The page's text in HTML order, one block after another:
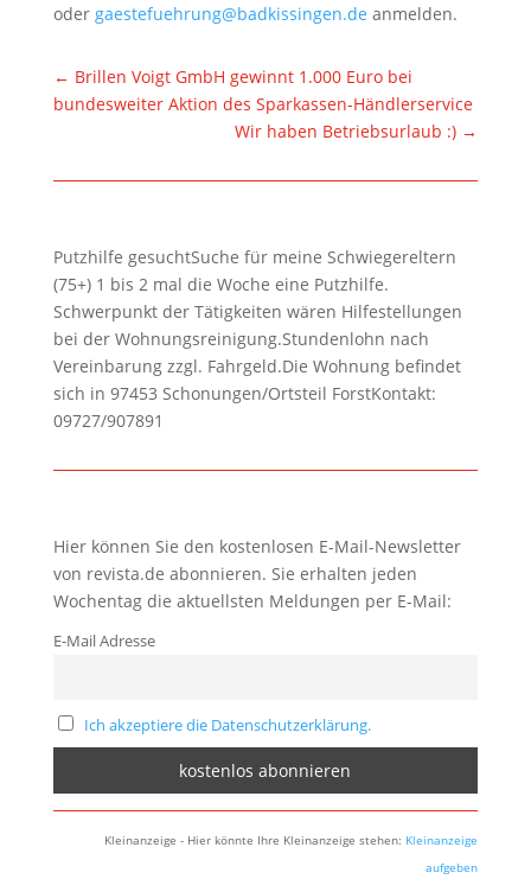
oder gaestefuehrung@badkissingen.de anmelden.
← Brillen Voigt GmbH gewinnt 1.000 Euro bei
bundesweiter Aktion des Sparkassen-Händlerservice
Wir haben Betriebsurlaub :) →
Putzhilfe gesuchtSuche für meine Schwiegereltern
(75+) 1 bis 2 mal die Woche eine Putzhilfe.
Schwerpunkt der Tätigkeiten wären Hilfestellungen
bei der Wohnungsreinigung.Stundenlohn nach
Vereinbarung zzgl. Fahrgeld.Die Wohnung befindet
sich in 97453 Schonungen/Ortsteil ForstKontakt:
09727/907891
Hier können Sie den kostenlosen E-Mail-Newsletter
von revista.de abonnieren. Sie erhalten jeden
Wochentag die aktuellsten Meldungen per E-Mail:
E-Mail Adresse
Ich akzeptiere die Datenschutzerklärung.
Kleinanzeige - Hier könnte Ihre Kleinanzeige stehen: Kleinanzeige
aufgeben